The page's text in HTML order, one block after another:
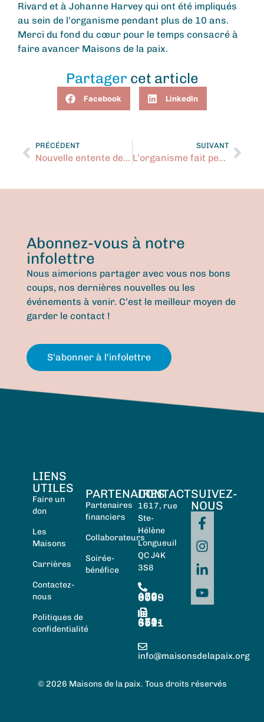
Rivard et à Johanne Harvey qui ont été impliqués
au sein de l’organisme pendant plus de 10 ans.
Merci du fond du cœur pour le temps consacré à
faire avancer Maisons de la paix.
Partagercet article
Facebook LinkedIn
PRÉCÉDENT
Nouvelle entente de service avec l’équipe santé mentale du CISSS Montérégie Centre
SUIVANT
L’organisme fait peau neuve
Abonnez-vous à notre
infolettre
Nous aimerions partager avec vous nos bons
coups, nos dernières nouvelles ou les
événements à venir. C’est le meilleur moyen de
garder le contact !
S'abonner à l'infolettre
LIENS
UTILES
Faire un
don
Les
Maisons
Carrières
Contactez-
nous
Politiques de
confidentialité
PARTENAIRES
Partenaires
financiers
Collaborateurs
Soirée-
bénéfice
CONTACT
1617, rue
Ste-
Hélène
Longueuil
QC J4K
3S8
450-674-0059
450-674-5511
info@maisonsdelapaix.org
SUIVEZ-
NOUS
© 2026 Maisons de la paix. Tous droits réservés